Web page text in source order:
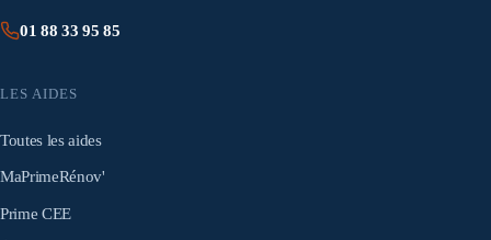
01 88 33 95 85
LES AIDES
Toutes les aides
MaPrimeRénov'
Prime CEE